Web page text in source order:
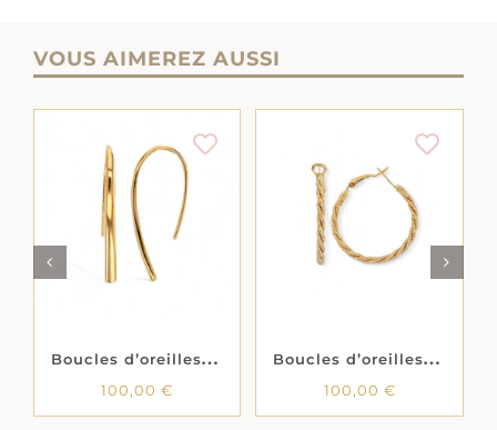
VOUS AIMEREZ AUSSI
B
oucles d’oreilles pendantes « Gloire » – Plaqué or
100,00€
AJOUTER AU
PANIER
DÉTAILS
B
oucles d’oreilles créoles « Strialis » – Plaqué or
100,00 €
AJOUTER AU
PANIER
DÉTAILS